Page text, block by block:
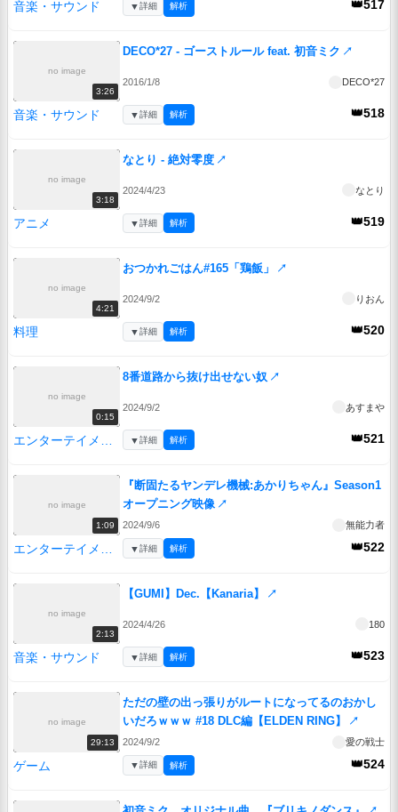
音楽・サウンド 👑517
▼詳細 解析
no image
3:26
DECO*27 - ゴーストルール feat. 初音ミク ↗
2016/1/8 DECO*27
音楽・サウンド 👑518
▼詳細 解析
no image
3:18
なとり - 絶対零度 ↗
2024/4/23 なとり
アニメ 👑519
▼詳細 解析
no image
4:21
おつかれごはん#165「鶏飯」 ↗
2024/9/2 りおん
料理 👑520
▼詳細 解析
no image
0:15
8番道路から抜け出せない奴 ↗
2024/9/2 あすまや
👑521
▼詳細 解析
no image
1:09
『断固たるヤンデレ機械:あかりちゃん』Season1
オープニング映像 ↗
2024/9/6 無能力者
👑522
▼詳細 解析
no image
2:13
【GUMI】Dec.【Kanaria】 ↗
2024/4/26 180
音楽・サウンド 👑523
▼詳細 解析
no image
29:13
ただの壁の出っ張りがルートになってるのおかし
いだろｗｗｗ #18 DLC編【ELDEN RING】
↗
2024/9/2 愛の戦士
ゲーム 👑524
▼詳細 解析